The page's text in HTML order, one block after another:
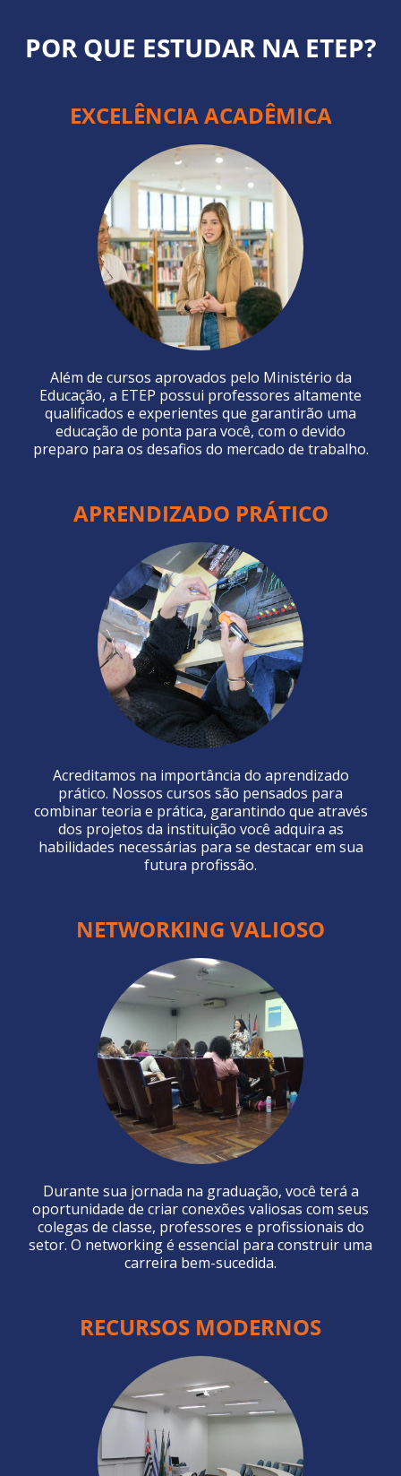
POR QUE ESTUDAR NA ETEP?
EXCELÊNCIA ACADÊMICA
Além de cursos aprovados pelo Ministério da
Educação, a ETEP possui professores altamente
qualificados e experientes que garantirão uma
educação de ponta para você, com o devido
preparo para os desafios do mercado de trabalho.
APRENDIZADO PRÁTICO
Acreditamos na importância do aprendizado
prático. Nossos cursos são pensados para
combinar teoria e prática, garantindo que através
dos projetos da instituição você adquira as
habilidades necessárias para se destacar em sua
futura profissão.
NETWORKING VALIOSO
Durante sua jornada na graduação, você terá a
oportunidade de criar conexões valiosas com seus
colegas de classe, professores e profissionais do
setor. O networking é essencial para construir uma
carreira bem-sucedida.
RECURSOS MODERNOS